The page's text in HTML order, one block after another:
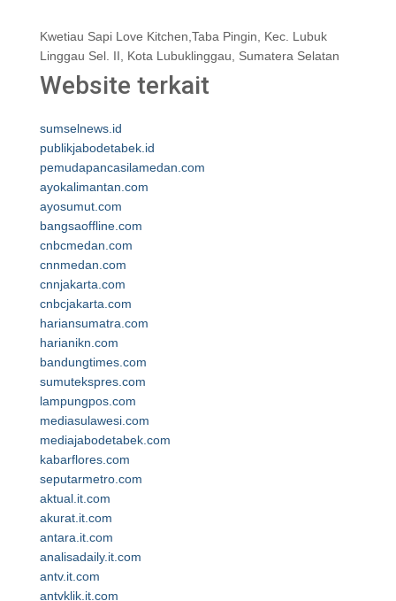
Kwetiau Sapi Love Kitchen,Taba Pingin, Kec. Lubuk
Linggau Sel. II, Kota Lubuklinggau, Sumatera Selatan
Website terkait
sumselnews.id
publikjabodetabek.id
pemudapancasilamedan.com
ayokalimantan.com
ayosumut.com
bangsaoffline.com
cnbcmedan.com
cnnmedan.com
cnnjakarta.com
cnbcjakarta.com
hariansumatra.com
harianikn.com
bandungtimes.com
sumutekspres.com
lampungpos.com
mediasulawesi.com
mediajabodetabek.com
kabarflores.com
seputarmetro.com
aktual.it.com
akurat.it.com
antara.it.com
analisadaily.it.com
antv.it.com
antvklik.it.com